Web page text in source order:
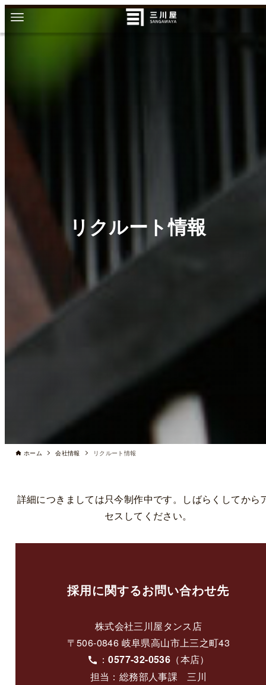
リクルート情報
ホーム 会社情報 リクルート情報
詳細につきましては只今制作中です。しばらくしてから
セスしてください。
採用に関するお問い合わせ先
株式会社三川屋タンス店
〒506-0846 岐阜県高山市上三之町43
：0577-32-0536 （本店）
担当：総務部人事課 三川